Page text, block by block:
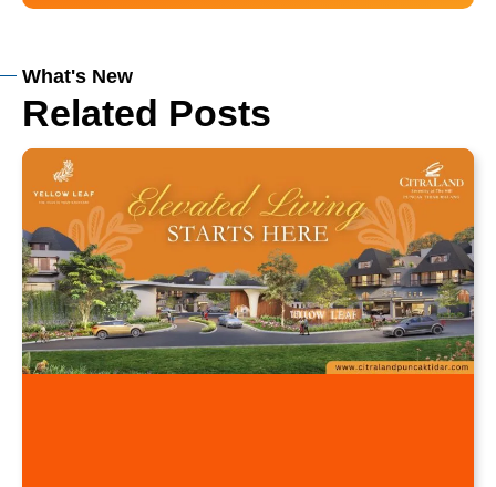
What's New
Related Posts